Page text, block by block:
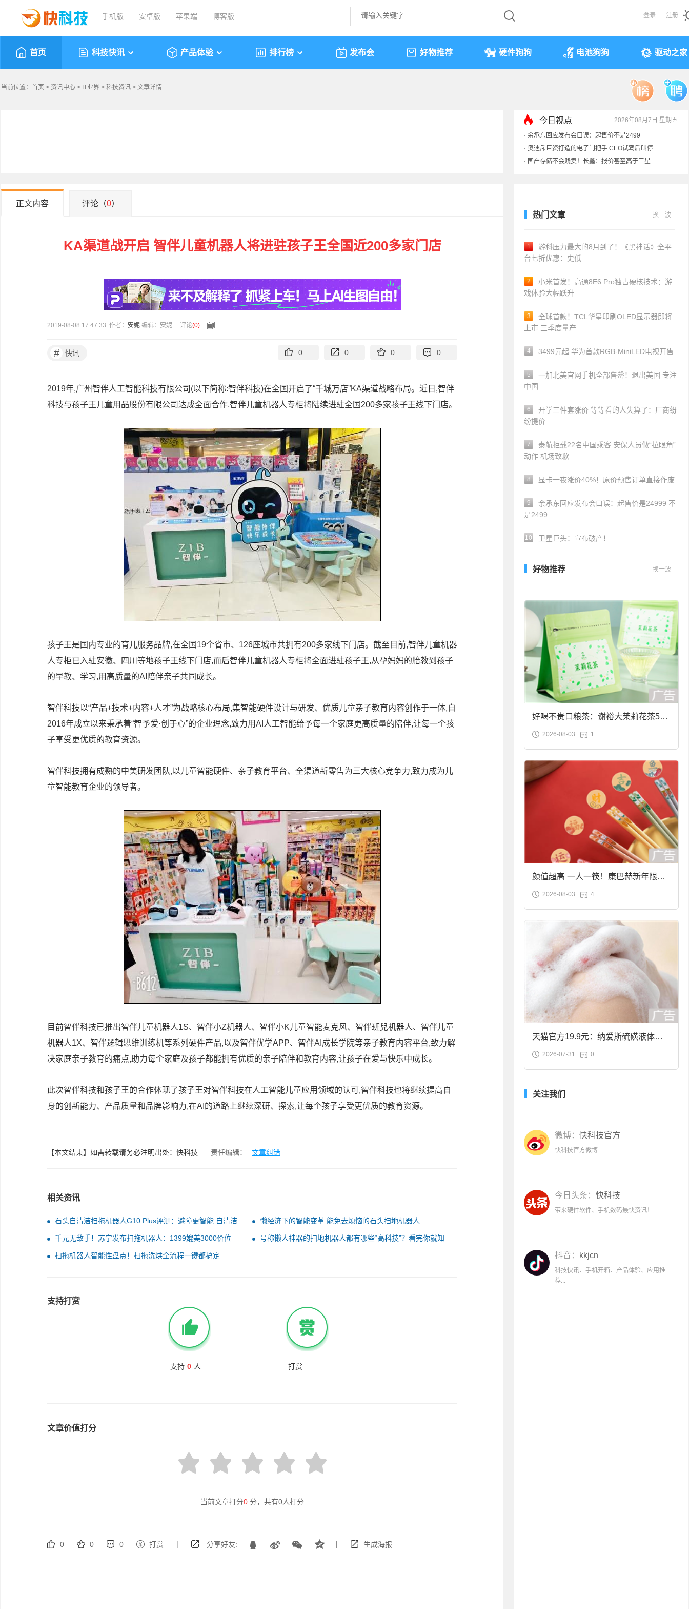
手机版 安卓版 苹果端 博客版 登录 注册
首页 科技快讯 产品体验 排行榜 发布会 好物推荐 硬件狗狗 电池狗狗 驱动之家
当前位置： 首页 > 资讯中心 > IT业界 > 科技资讯 > 文章详情
今日视点
2026年08月7日 星期五
· 余承东回应发布会口误：起售价不是2499
奥迪斥巨资打造的电子门把手 CEO试驾后叫停
国产存储不会贱卖！长鑫：报价甚至高于三星
提前还车贷要向银行缴4万违约金？法院判了
正文内容 评论（0）
KA渠道战开启 智伴儿童机器人将进驻孩子王全国近200多家门店
2019-08-08 17:47:33 作者： 安妮 编辑：安妮 评论(0)
# 快讯 0 0 0 0
2019年,广州智伴人工智能科技有限公司(以下简称:智伴科技)在全国开启了“千城万店”KA渠道战略布局。近日,智伴
科技与孩子王儿童用品股份有限公司达成全面合作,智伴儿童机器人专柜将陆续进驻全国200多家孩子王线下门店。
孩子王是国内专业的育儿服务品牌,在全国19个省市、126座城市共拥有200多家线下门店。截至目前,智伴儿童机器
人专柜已入驻安徽、四川等地孩子王线下门店,而后智伴儿童机器人专柜将全面进驻孩子王,从孕妈妈的胎教到孩子
的早教、学习,用高质量的AI陪伴亲子共同成长。
智伴科技以“产品+技术+内容+人才”为战略核心布局,集智能硬件设计与研发、优质儿童亲子教育内容创作于一体,自
2016年成立以来秉承着“智予爱·创于心”的企业理念,致力用AI人工智能给予每一个家庭更高质量的陪伴,让每一个孩
子享受更优质的教育资源。
智伴科技拥有成熟的中美研发团队,以儿童智能硬件、亲子教育平台、全渠道新零售为三大核心竞争力,致力成为儿
童智能教育企业的领导者。
目前智伴科技已推出智伴儿童机器人1S、智伴小Z机器人、智伴小K儿童智能麦克风、智伴班兒机器人、智伴儿童
机器人1X、智伴逻辑思维训练机等系列硬件产品,以及智伴优学APP、智伴AI成长学院等亲子教育内容平台,致力解
决家庭亲子教育的痛点,助力每个家庭及孩子都能拥有优质的亲子陪伴和教育内容,让孩子在爱与快乐中成长。
此次智伴科技和孩子王的合作体现了孩子王对智伴科技在人工智能儿童应用领域的认可,智伴科技也将继续提高自
身的创新能力、产品质量和品牌影响力,在AI的道路上继续深研、探索,让每个孩子享受更优质的教育资源。
【本文结束】如需转载请务必注明出处：快科技 责任编辑： 文章纠错
相关资讯
石头自清洁扫拖机器人G10 Plus评测：避障更智能 自清洁
更舒心
懒经济下的智能变革 能免去烦恼的石头扫地机器人
千元无敌手！苏宁发布扫拖机器人：1399媲美3000价位
号称懒人神器的扫地机器人都有哪些“高科技”？看完你就知
扫拖机器人智能性盘点！扫拖洗烘全流程一键都搞定
支持打赏
支持 0 人 打赏
文章价值打分
当前文章打分0 分，共有0人打分
0 0 0 打赏 | 分享好友: | 生成海报
热门文章 换一波
1
游科压力最大的8月到了！《黑神话》全平
台七折优惠：史低
2
小米首发！高通8E6 Pro独占硬核技术：游
戏体验大幅跃升
3
全球首款！TCL华星印刷OLED显示器即将
上市 三季度量产
4 3499元起 华为首款RGB-MiniLED电视开售
5
一加北美官网手机全部售罄！退出美国 专注
中国
6
开学三件套涨价 等等看的人失算了：厂商纷
纷提价
7
泰航拒载22名中国乘客 安保人员做“拉眼角”
动作 机场致歉
8 显卡一夜涨价40%！原价预售订单直接作废
9
余承东回应发布会口误：起售价是24999 不
是2499
10 卫星巨头：宣布破产！
好物推荐 换一波
好喝不贵口粮茶：谢裕大茉莉花茶50g
袋装9.9元到手
2026-08-03 1
颜值超高 一人一筷！康巴赫新年限定
合金筷子大促：19.9元
2026-08-03 4
天猫官方19.9元：纳爱斯硫磺液体香
皂2斤大促
2026-07-31 0
关注我们
微博： 快科技官方
快科技官方微博
今日头条： 快科技
带来硬件软件、手机数码最快资讯！
抖音： kkjcn
科技快讯、手机开箱、产品体验、应用推
荐...